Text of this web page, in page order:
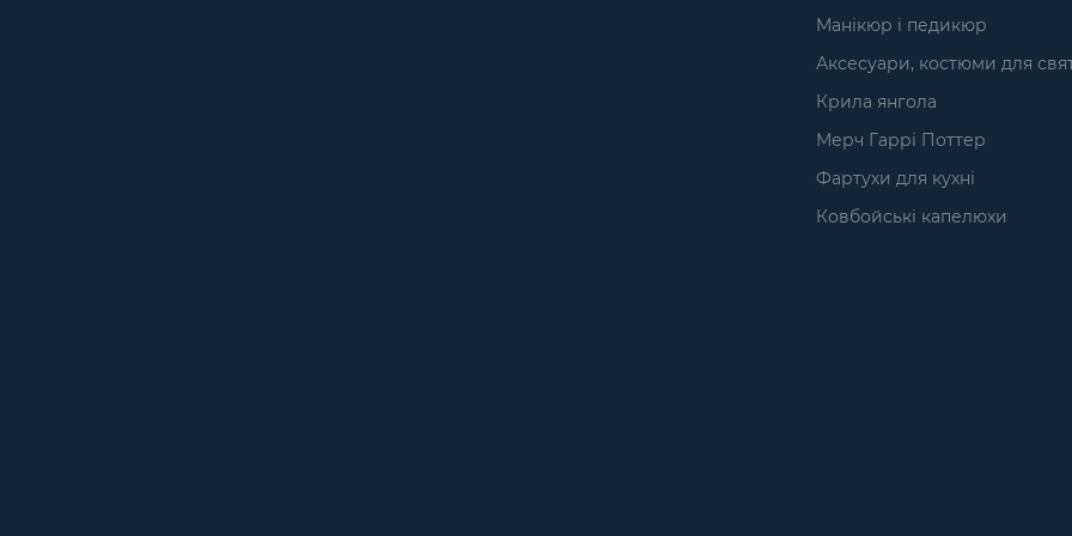
Манікюр і педикюр
Аксесуари, костюми для
Крила янгола
Мерч Гаррі Поттер
Фартухи для кухні
Ковбойські капелюхи